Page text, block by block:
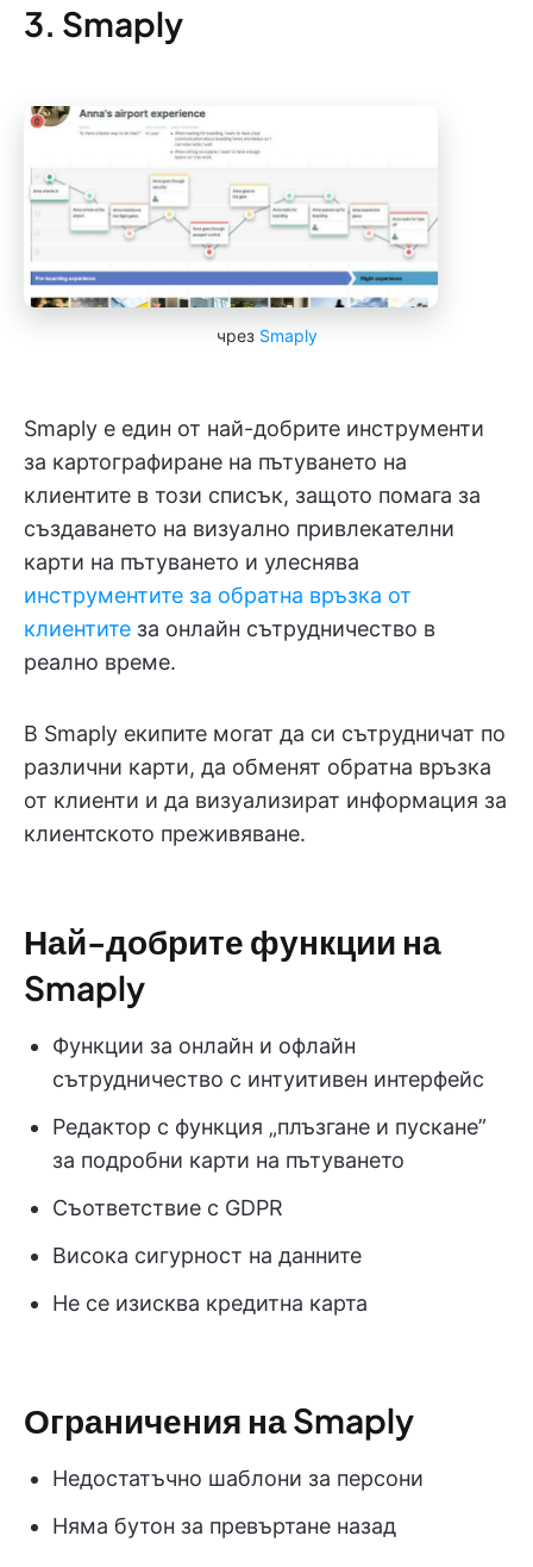
3. Smaply
чрез Smaply
Smaply е един от най-добрите инструменти
за картографиране на пътуването на
клиентите в този списък, защото помага за
създаването на визуално привлекателни
карти на пътуването и улеснява
инструментите за обратна връзка от
клиентите за онлайн сътрудничество в
реално време.
В Smaply екипите могат да си сътрудничат по
различни карти, да обменят обратна връзка
от клиенти и да визуализират информация за
клиентското преживяване.
Най-добрите функции на
Smaply
Функции за онлайн и офлайн
сътрудничество с интуитивен интерфейс
Редактор с функция „плъзгане и пускане”
за подробни карти на пътуването
Съответствие с GDPR
Висока сигурност на данните
Не се изисква кредитна карта
Ограничения на Smaply
Недостатъчно шаблони за персони
Няма бутон за превъртане назад